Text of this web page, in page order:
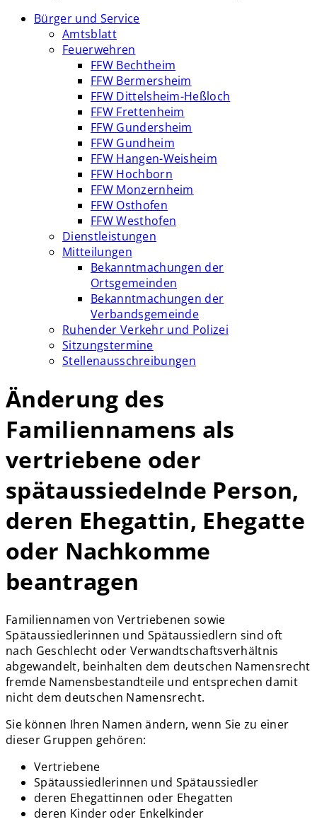
Bürger und Service
Amtsblatt
Feuerwehren
FFW Bechtheim
FFW Bermersheim
FFW Dittelsheim-Heßloch
FFW Frettenheim
FFW Gundersheim
FFW Gundheim
FFW Hangen-Weisheim
FFW Hochborn
FFW Monzernheim
FFW Osthofen
FFW Westhofen
Dienstleistungen
Mitteilungen
Bekanntmachungen der
Ortsgemeinden
Bekanntmachungen der
Verbandsgemeinde
Ruhender Verkehr und Polizei
Sitzungstermine
Stellenausschreibungen
Änderung des
Familiennamens als
vertriebene oder
spätaussiedelnde Person,
deren Ehegattin, Ehegatte
oder Nachkomme
beantragen
Familiennamen von Vertriebenen sowie
Spätaussiedlerinnen und Spätaussiedlern sind oft
nach Geschlecht oder Verwandtschaftsverhältnis
abgewandelt, beinhalten dem deutschen Namensrecht
fremde Namensbestandteile und entsprechen damit
nicht dem deutschen Namensrecht.
Sie können Ihren Namen ändern, wenn Sie zu einer
dieser Gruppen gehören:
Vertriebene
Spätaussiedlerinnen und Spätaussiedler
deren Ehegattinnen oder Ehegatten
deren Kinder oder Enkelkinder